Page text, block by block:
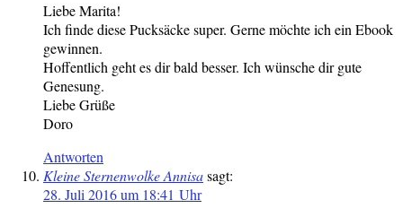
Liebe Marita!
Ich finde diese Pucksäcke super. Gerne möchte ich ein Ebook
gewinnen.
Hoffentlich geht es dir bald besser. Ich wünsche dir gute
Genesung.
Liebe Grüße
Doro
Antworten
Kleine Sternenwolke Annisasagt:
28. Juli 2016 um 18:41 Uhr